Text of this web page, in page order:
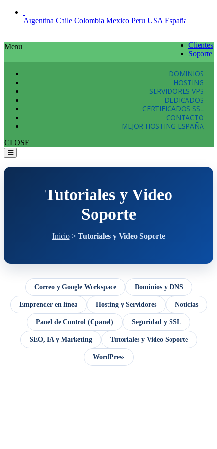
Argentina Chile Colombia Mexico Peru USA España
Clientes
Soporte
Menu
DOMINIOS
HOSTING
SERVIDORES VPS
DEDICADOS
CERTIFICADOS SSL
CONTACTO
MEJOR HOSTING ESPAÑA
CLOSE
Tutoriales y Video
Soporte
Inicio> Tutoriales y Video Soporte
Correo y Google Workspace Dominios y DNS
Emprender en línea Hosting y Servidores Noticias
Panel de Control (Cpanel) Seguridad y SSL
SEO, IA y Marketing Tutoriales y Video Soporte
WordPress